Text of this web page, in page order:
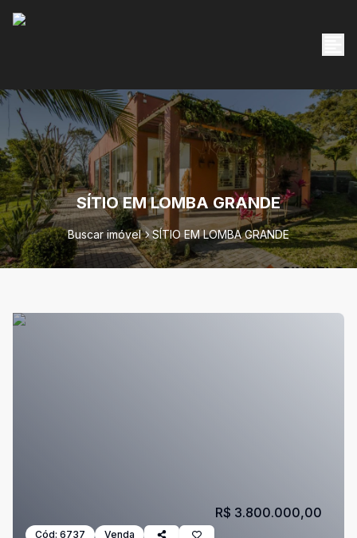
SÍTIO EM LOMBA GRANDE
Buscar imóvel SÍTIO EM LOMBA GRANDE
Cód: 6737 Venda
R$ 3.800.000,00